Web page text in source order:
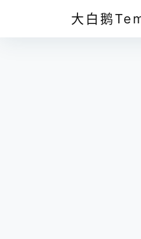
大白鹅